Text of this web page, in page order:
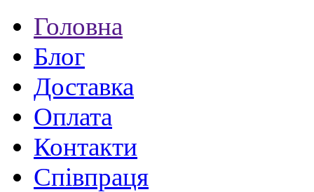
Головна
Блог
Доставка
Оплата
Контакти
Співпраця